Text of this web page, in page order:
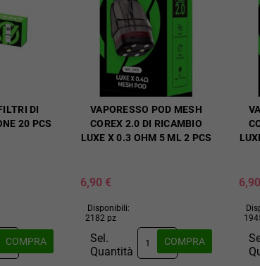
DI
20 PCS
COMPRA
VAPORESSO POD MESH
COREX 2.0 DI RICAMBIO
LUXE X 0.3 OHM 5 ML 2 PCS
6,90 €
Disponibili:
2182 pz
Sel.
Quantità
COMPRA